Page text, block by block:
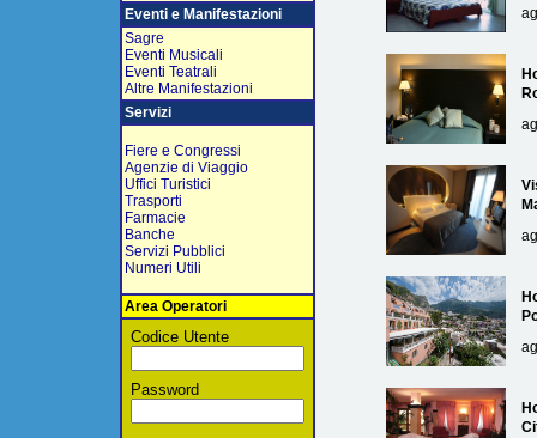
Eventi e Manifestazioni
Sagre
Eventi Musicali
Eventi Teatrali
Altre Manifestazioni
Servizi
Fiere e Congressi
Agenzie di Viaggio
Uffici Turistici
Trasporti
Farmacie
Banche
Servizi Pubblici
Numeri Utili
Area Operatori
Codice Utente
Password